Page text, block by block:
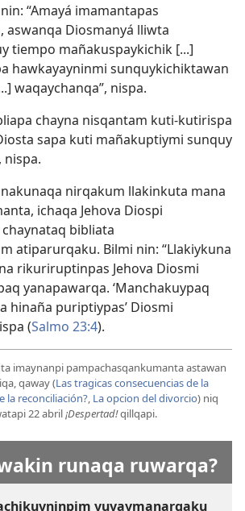
nin: “Amayá imamantapas
aswanqa Diosmanyá lliwta
tiempo mañakuspaykichik [...]
hawkayayninmi sunquykichiktawan
waqaychanqa”, nispa.
chayna nisqantam kuti-kutirispa
sapa kuti mañakuptiymi sunquy
nispa.
nirqakum llakinkuta mana
ichaqa Jehova Diospi
bibliata
atiparurqaku. Bilmi nin: “Llakiykuna
rikuriruptinpas Jehova Diosmi
yanapawarqa. ‘Manchakuypaq
hinaña puriptiypas’ Diosmi
(Salmo 23:4).
imaynanpi pampachasqankumanta astawan
qaway (Las tragicas consecuencias de la
la reconciliación?, La opcion del divorcio) niq
22 abril¡Despertad!qillqapi.
runaqa ruwarqa?
yuyaymanarqaku